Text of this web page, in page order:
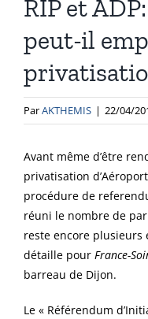
RIP et
peut-il
ParAKTHEMIS | 22/04/
Avant même d’être
privatisation
procédure de
réuni le nombre de
reste encore plusieurs
détaille pour France-
barreau de Dijon.
Le « Référendum